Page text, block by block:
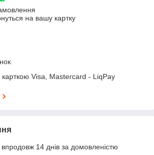
на вашу картку
Visa, Mastercard - LiqPay
14 днів за домовленістю